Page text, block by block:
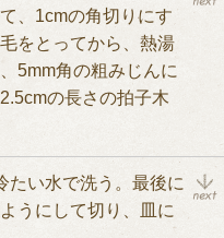
、1cmの角切りにす
をとってから、熱湯
5mm角の粗みじんに
の長さの拍子木
たい水で洗う。最後に
うにして切り、皿に